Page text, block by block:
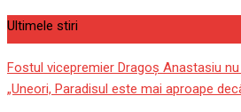
Ultimele stiri
Fostul vicepremier Dragoș Anastasiu nu
„Uneori, Paradisul este mai aproape